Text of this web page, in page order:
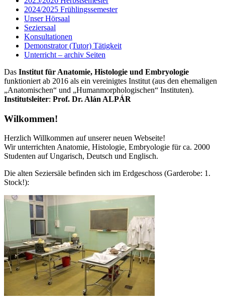
2024/2025 Frühlingssemester
Unser Hörsaal
Seziersaal
Konsultationen
Demonstrator (Tutor) Tätigkeit
Unterricht – archiv Seiten
Das Institut für Anatomie, Histologie und Embryologie
funktioniert ab 2016 als ein vereinigtes Institut (aus den ehemaligen
„Anatomischen“ und „Humanmorphologischen“ Instituten).
Institutsleiter: Prof. Dr. Alán ALPÁR
Wilkommen!
Herzlich Willkommen auf unserer neuen Webseite!
Wir unterrichten Anatomie, Histologie, Embryologie für ca. 2000
Studenten auf Ungarisch, Deutsch und Englisch.
Die alten Seziersäle befinden sich im Erdgeschoss (Garderobe: 1.
Stock!):